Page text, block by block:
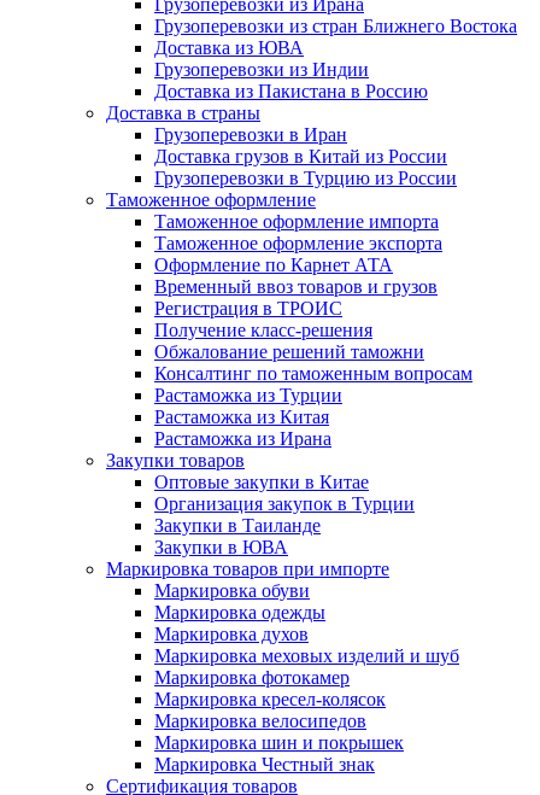
Грузоперевозки из стран Ближнего Востока
Доставка из ЮВА
Грузоперевозки из Индии
Доставка из Пакистана в Россию
Доставка в страны
Грузоперевозки в Иран
Доставка грузов в Китай из России
Грузоперевозки в Турцию из России
Таможенное оформление
Таможенное оформление импорта
Таможенное оформление экспорта
Оформление по Карнет АТА
Временный ввоз товаров и грузов
Регистрация в ТРОИС
Получение класс-решения
Обжалование решений таможни
Консалтинг по таможенным вопросам
Растаможка из Турции
Растаможка из Китая
Растаможка из Ирана
Закупки товаров
Оптовые закупки в Китае
Организация закупок в Турции
Закупки в Таиланде
Закупки в ЮВА
Маркировка товаров при импорте
Маркировка обуви
Маркировка одежды
Маркировка духов
Маркировка меховых изделий и шуб
Маркировка фотокамер
Маркировка кресел-колясок
Маркировка велосипедов
Маркировка шин и покрышек
Маркировка Честный знак
Сертификация товаров